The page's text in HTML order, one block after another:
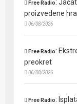
Free Radio:
proizvedene
06/08/2026
Free Radio:
preokret
06/08/2026
Free Radio: